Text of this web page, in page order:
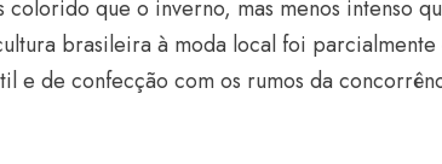
que o inverno, mas menos intenso
brasileira à moda local foi
e de confecção com os rumos da